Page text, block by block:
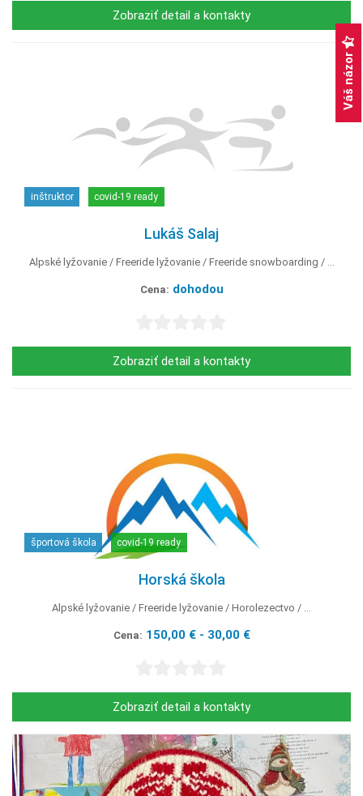
Zobraziť detail a kontakty
inštruktor covid-19 ready
Lukáš Salaj
Alpské lyžovanie Freeride lyžovanie Freeride snowboarding ...
Cena: dohodou
Zobraziť detail a kontakty
športová škola covid-19 ready
Horská škola
Alpské lyžovanie Freeride lyžovanie Horolezectvo ...
Cena: 150,00 € - 30,00 €
Zobraziť detail a kontakty
Váš názor